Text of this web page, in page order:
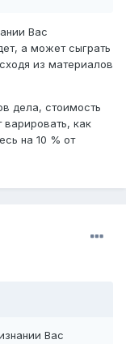
Вас
а может сыграть
из материалов
дела, стоимость
варировать, как
на 10 % от
Вас